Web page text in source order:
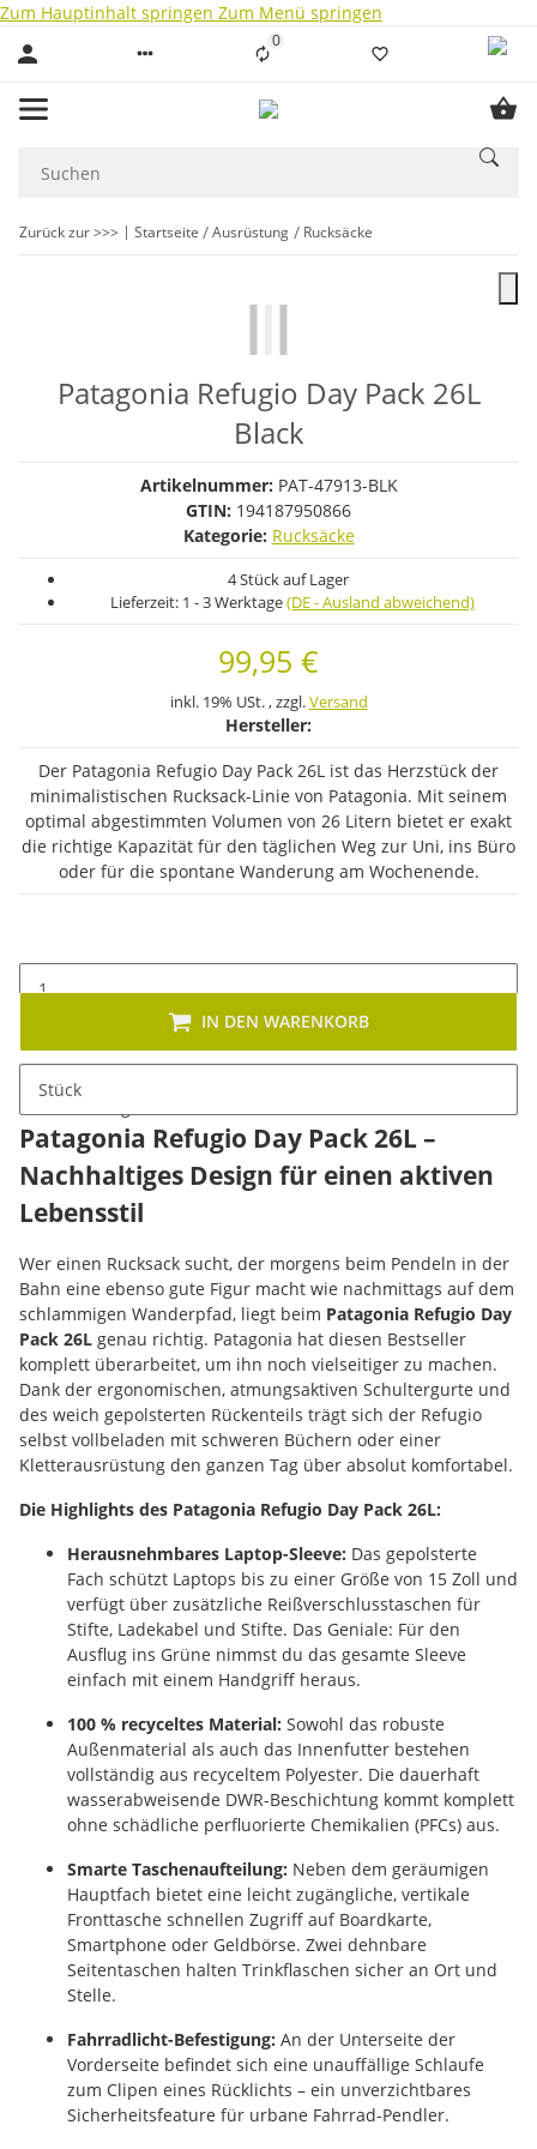
Zum Hauptinhalt springen Zum Menü springen
0Liste ist leer
Zurück zur >>> Startseite Ausrüstung Rucksäcke
Patagonia Refugio Day Pack 26L
Black
Artikelnummer: PAT-47913-BLK
GTIN: 194187950866
Kategorie: Rucksäcke
4 Stück auf Lager
Lieferzeit: 1 - 3 Werktage(DE - Ausland abweichend)
99,95 €
inkl. 19% USt. , zzgl.Versand
Hersteller:
Der Patagonia Refugio Day Pack 26L ist das Herzstück der
minimalistischen Rucksack-Linie von Patagonia. Mit seinem
optimal abgestimmten Volumen von 26 Litern bietet er exakt
die richtige Kapazität für den täglichen Weg zur Uni, ins Büro
oder für die spontane Wanderung am Wochenende.
Stück
IN DEN WARENKORB
Beschreibung
Patagonia Refugio Day Pack 26L –
Nachhaltiges Design für einen aktiven
Lebensstil
Wer einen Rucksack sucht, der morgens beim Pendeln in der
Bahn eine ebenso gute Figur macht wie nachmittags auf dem
schlammigen Wanderpfad, liegt beim Patagonia Refugio Day
Pack 26L genau richtig. Patagonia hat diesen Bestseller
komplett überarbeitet, um ihn noch vielseitiger zu machen.
Dank der ergonomischen, atmungsaktiven Schultergurte und
des weich gepolsterten Rückenteils trägt sich der Refugio
selbst vollbeladen mit schweren Büchern oder einer
Kletterausrüstung den ganzen Tag über absolut komfortabel.
Die Highlights des Patagonia Refugio Day Pack 26L:
Herausnehmbares Laptop-Sleeve: Das gepolsterte
Fach schützt Laptops bis zu einer Größe von 15 Zoll und
verfügt über zusätzliche Reißverschlusstaschen für
Stifte, Ladekabel und Stifte. Das Geniale: Für den
Ausflug ins Grüne nimmst du das gesamte Sleeve
einfach mit einem Handgriff heraus.
100 % recyceltes Material: Sowohl das robuste
Außenmaterial als auch das Innenfutter bestehen
vollständig aus recyceltem Polyester. Die dauerhaft
wasserabweisende DWR-Beschichtung kommt komplett
ohne schädliche perfluorierte Chemikalien (PFCs) aus.
Smarte Taschenaufteilung: Neben dem geräumigen
Hauptfach bietet eine leicht zugängliche, vertikale
Fronttasche schnellen Zugriff auf Boardkarte,
Smartphone oder Geldbörse. Zwei dehnbare
Seitentaschen halten Trinkflaschen sicher an Ort und
Stelle.
Fahrradlicht-Befestigung: An der Unterseite der
Vorderseite befindet sich eine unauffällige Schlaufe
zum Clipen eines Rücklichts – ein unverzichtbares
Sicherheitsfeature für urbane Fahrrad-Pendler.